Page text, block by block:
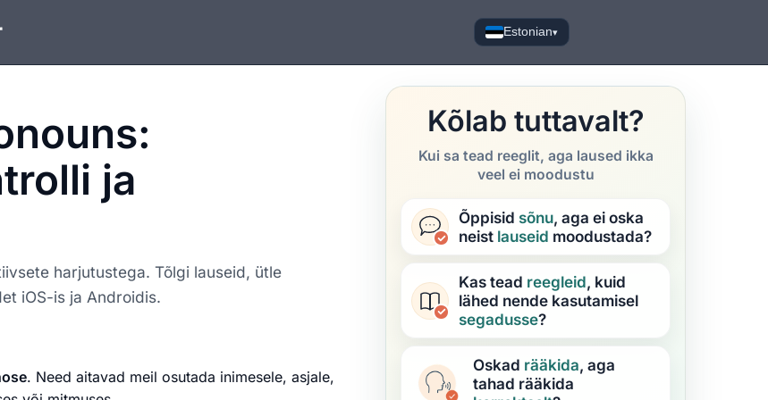
Estonian▾
ja
harjutustega. Tõlgi lauseid, ütle
iOS-is ja Androidis.
. Need aitavad meil osutada inimesele, asjale,
Kõlab tuttavalt?
Kui sa tead reeglit, aga laused ikka
veel ei moodustu
Õppisid sõnu, aga ei oska
neist lauseid moodustada?
Kas tead reegleid, kuid
lähed nende kasutamisel
segadusse?
Oskad rääkida, aga
tahad rääkida